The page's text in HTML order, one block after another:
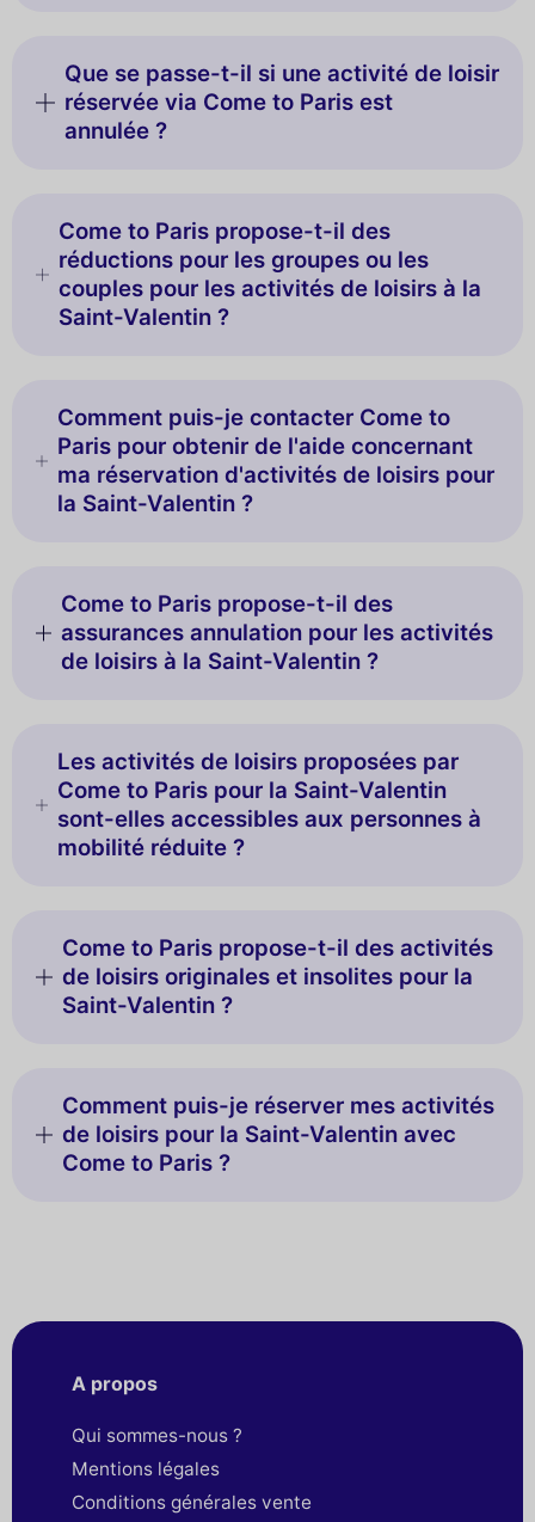
Que se passe-t-il si une activité de loisir
réservée via Come to Paris est
annulée ?
Come to Paris propose-t-il des
réductions pour les groupes ou les
couples pour les activités de loisirs à la
Saint-Valentin ?
Comment puis-je contacter Come to
Paris pour obtenir de l'aide concernant
ma réservation d'activités de loisirs pour
la Saint-Valentin ?
Come to Paris propose-t-il des
assurances annulation pour les activités
de loisirs à la Saint-Valentin ?
Les activités de loisirs proposées par
Come to Paris pour la Saint-Valentin
sont-elles accessibles aux personnes à
mobilité réduite ?
Come to Paris propose-t-il des activités
de loisirs originales et insolites pour la
Saint-Valentin ?
Comment puis-je réserver mes activités
de loisirs pour la Saint-Valentin avec
Come to Paris ?
A propos
Qui sommes-nous ?
Mentions légales
Conditions générales vente